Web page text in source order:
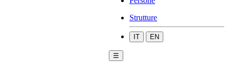
Strutture
IT EN
☰